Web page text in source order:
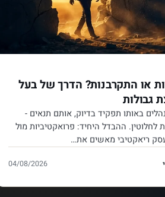
או התקרבנות? הדרך של בעל
גבולות
באותו תפקיד בדיוק, אותם תנאים -
לחלוטין. ההבדל היחיד: פרואקטיביות מול
ריאקטיבי מאשים את…
04/08/2026